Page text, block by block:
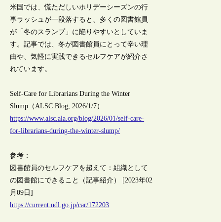
米国では、慌ただしいホリデーシーズンの行
事ラッシュが一段落すると、多くの図書館員
が「冬のスランプ」に陥りやすいとしていま
す。記事では、冬が図書館員にとって辛い理
由や、気軽に実践できるセルフケアが紹介さ
れています。
Self-Care for Librarians During the Winter
Slump（ALSC Blog, 2026/1/7）
https://www.alsc.ala.org/blog/2026/01/self-care-
for-librarians-during-the-winter-slump/
参考：
図書館員のセルフケアを超えて：組織として
の図書館にできること（記事紹介） [2023年02
月09日]
https://current.ndl.go.jp/car/172203